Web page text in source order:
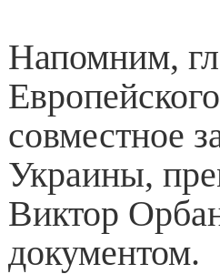
Напомним,
совместное
Украины,
Виктор
документом.